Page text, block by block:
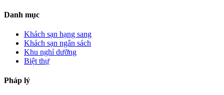
Danh mục
Khách sạn hạng sang
Khách sạn ngân sách
Khu nghỉ dưỡng
Biệt thự
Pháp lý